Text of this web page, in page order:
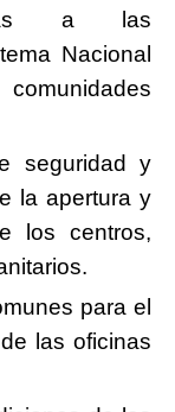
a las
Nacional
seguridad y
la apertura y
los centros,
para el
las oficinas